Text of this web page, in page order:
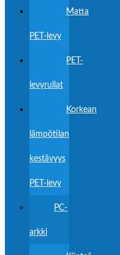
Matta
PET-levy
PET-
levyrullat
Korkean
lämpötilan
kestävyys
PET-levy
PC-
arkki